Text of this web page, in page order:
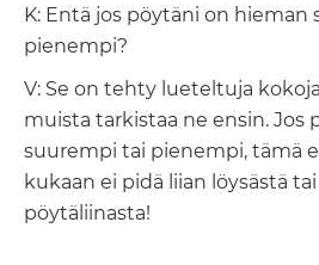
K: Entä jos pöytäni on hieman
pienempi?
V: Se on tehty lueteltuja
muista tarkistaa ne ensin. Jos
suurempi tai pienempi, tämä
kukaan ei pidä liian löysästä
pöytäliinasta!